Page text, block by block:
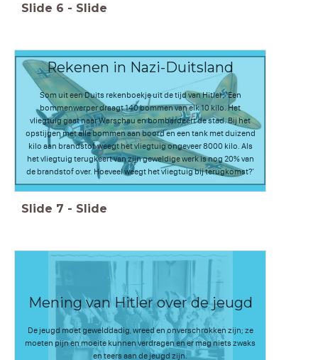
Slide 6 - Slide
Rekenen in Nazi-Duitsland
Som uit een Duits rekenboekje uit de tijd van Hitler: ‘Een
bommenwerper draagt 140 bommen van elk 10 kilo. Het
vliegtuig gaat naar Warschau en bombardeert de stad. Bij het
opstijgen met alle bommen aan boord en een tank met duizend
kilo aan brandstof, weegt het vliegtuig ongeveer 8000 kilo. Als
het vliegtuig terugkeert van zijn geweldige werk is nog 20% van
de brandstof over. Hoeveel weegt het vliegtuig bij terugkomst?’
Slide 7 - Slide
Mening van Hitler over de jeugd
De jeugd moet gewelddadig, wreed en onverschrokken zijn; ze
moeten pijn en moeite kunnen verdragen en er mag niets zwaks
en teers aan de jeugd zijn.